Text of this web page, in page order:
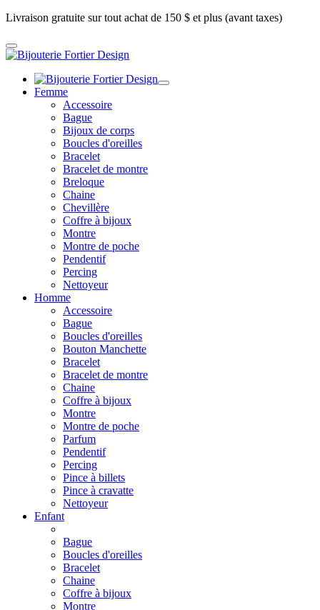
Livraison gratuite sur tout achat de 150 $ et plus (avant taxes)
Femme
Accessoire
Bague
Bijoux de corps
Boucles d'oreilles
Bracelet
Bracelet de montre
Breloque
Chaine
Chevillère
Coffre à bijoux
Montre
Montre de poche
Pendentif
Percing
Nettoyeur
Homme
Accessoire
Bague
Boucles d'oreilles
Bouton Manchette
Bracelet
Bracelet de montre
Chaine
Coffre à bijoux
Montre
Montre de poche
Parfum
Pendentif
Percing
Pince à billets
Pince à cravatte
Nettoyeur
Enfant
Bague
Boucles d'oreilles
Bracelet
Chaine
Coffre à bijoux
Montre